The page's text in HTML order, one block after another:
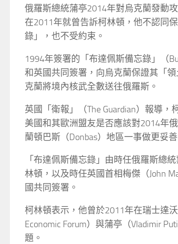
俄羅斯總統蒲亭2014年對烏克蘭發動
在2011年就曾告訴柯林頓，他不認同
錄」，也不受約束。
1994年簽署的「布達佩斯備忘錄」（
和英國共同簽署，向烏克蘭保證其「
克蘭將境內核武全數送往俄羅斯。
英國「衛報」（The Guardian）報導
美國和其歐洲盟友是否應該對2014年
蘭頓巴斯（Donbas）地區一事做更妥
「布達佩斯備忘錄」由時任俄羅斯總
林頓，以及時任英國首相梅傑（John
國共同簽署。
柯林頓表示，他曾於2011年在瑞士達
Economic Forum）與蒲亭（Vladimir
題。